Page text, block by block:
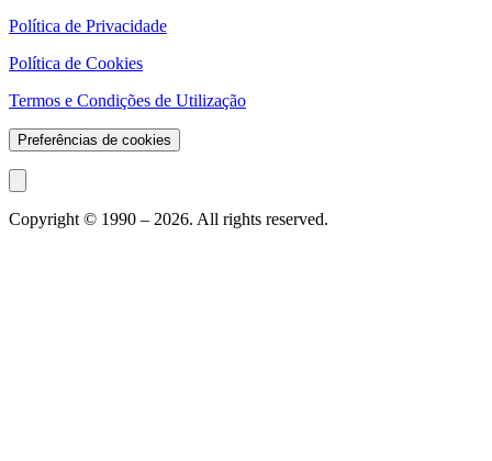
Política de Privacidade
Política de Cookies
Termos e Condições de Utilização
Preferências de cookies
Copyright © 1990 – 2026. All rights reserved.